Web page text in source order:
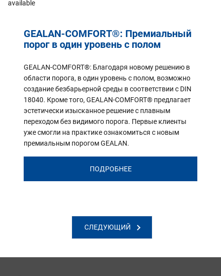
GEALAN-COMFORT®: Премиальный
порог в один уровень с полом
GEALAN-COMFORT®: Благодаря новому решению в
области порога, в один уровень с полом, возможно
создание безбарьерной среды в соответствии с DIN
18040. Кроме того, GEALAN-COMFORT® предлагает
эстетически изысканное решение с плавным
переходом без видимого порога. Первые клиенты
уже смогли на практике ознакомиться с новым
премиальным порогом GEALAN.
ПОДРОБНЕЕ
СЛЕДУЮЩИЙ